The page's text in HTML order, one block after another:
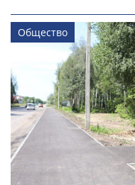
Общество